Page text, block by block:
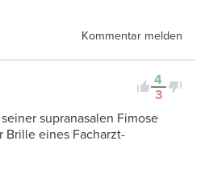
Kommentar melden
4
3
supranasalen Fimose
Brille eines Facharzt-